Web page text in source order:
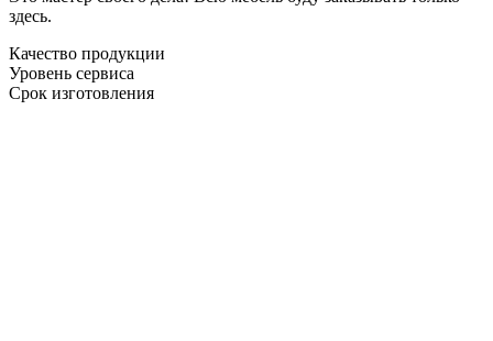
здесь.
Качество продукции
Уровень сервиса
Срок изготовления